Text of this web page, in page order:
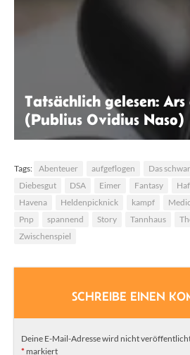
Tatsächlich gelesen:
(Publius Ovidius Naso)
Tags: Abenteuer aufgeflogen Das
Diebesgut
DSA Eimer Fantasy
Havena
Heldenpicknick kampf
Pnp
spannend Story Tannhaus
Zwischenspiel
SCHREIBE EINEN
Deine E-Mail-Adresse wird nicht
* markiert